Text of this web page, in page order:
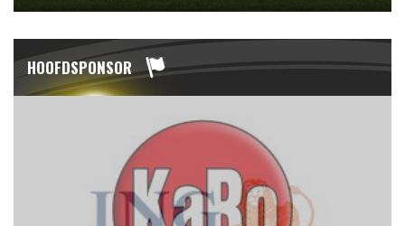
HOOFDSPONSOR